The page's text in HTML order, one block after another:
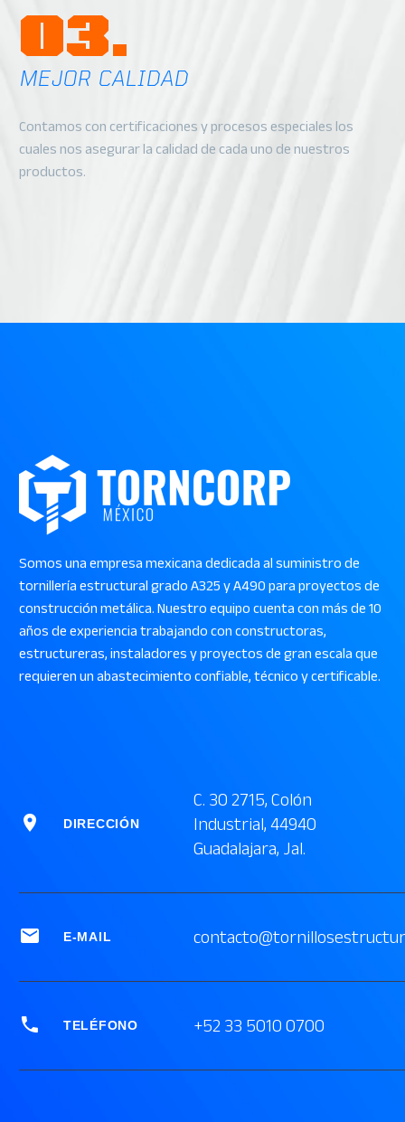
03.
MEJOR CALIDAD
Contamos con certificaciones y procesos especiales los
cuales nos asegurar la calidad de cada uno de nuestros
productos.
Somos una empresa mexicana dedicada al suministro de
tornillería estructural grado A325 y A490 para proyectos de
construcción metálica. Nuestro equipo cuenta con más de 10
años de experiencia trabajando con constructoras,
estructureras, instaladores y proyectos de gran escala que
requieren un abastecimiento confiable, técnico y certificable.

 DIRECCIÓN
C. 30 2715, Colón
Industrial, 44940
Guadalajara, Jal.

 E-MAIL

 TELÉFONO +52 33 5010 0700